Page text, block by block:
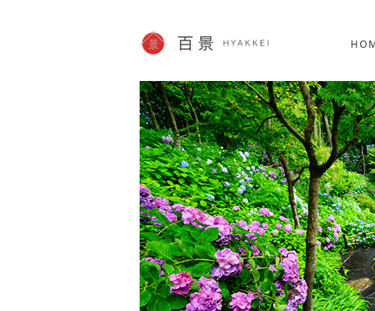
SHOPPING
JP info